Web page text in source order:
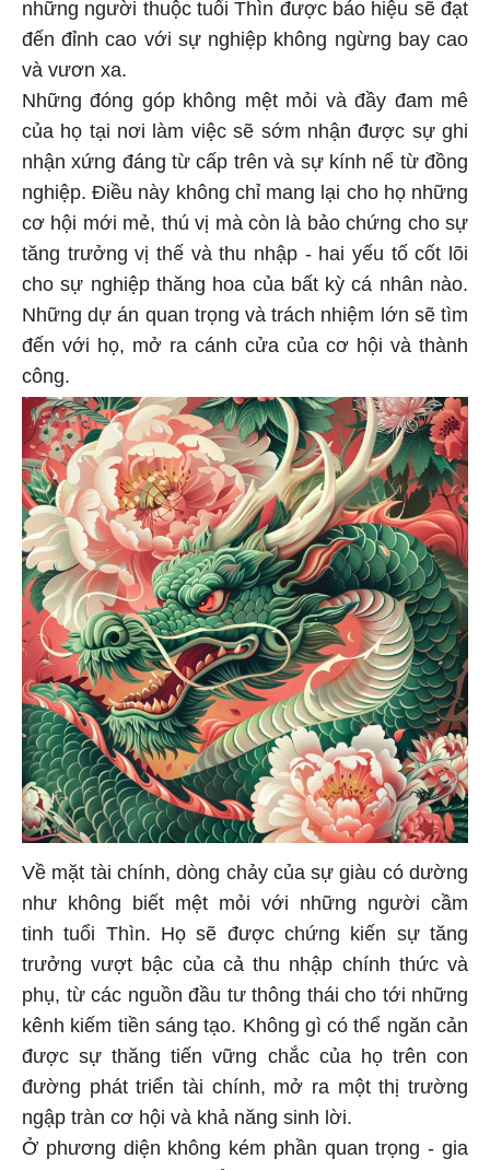
những người thuộc tuổi Thìn được báo hiệu sẽ đạt
đến đỉnh cao với sự nghiệp không ngừng bay cao
và vươn xa.
Những đóng góp không mệt mỏi và đầy đam mê
của họ tại nơi làm việc sẽ sớm nhận được sự ghi
nhận xứng đáng từ cấp trên và sự kính nể từ đồng
nghiệp. Điều này không chỉ mang lại cho họ những
cơ hội mới mẻ, thú vị mà còn là bảo chứng cho sự
tăng trưởng vị thế và thu nhập - hai yếu tố cốt lõi
cho sự nghiệp thăng hoa của bất kỳ cá nhân nào.
Những dự án quan trọng và trách nhiệm lớn sẽ tìm
đến với họ, mở ra cánh cửa của cơ hội và thành
công.
Về mặt tài chính, dòng chảy của sự giàu có dường
như không biết mệt mỏi với những người cầm
tinh tuổi Thìn. Họ sẽ được chứng kiến sự tăng
trưởng vượt bậc của cả thu nhập chính thức và
phụ, từ các nguồn đầu tư thông thái cho tới những
kênh kiếm tiền sáng tạo. Không gì có thể ngăn cản
được sự thăng tiến vững chắc của họ trên con
đường phát triển tài chính, mở ra một thị trường
ngập tràn cơ hội và khả năng sinh lời.
Ở phương diện không kém phần quan trọng - gia